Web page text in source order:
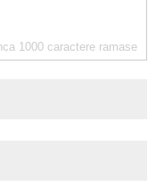
1000 caractere ramase